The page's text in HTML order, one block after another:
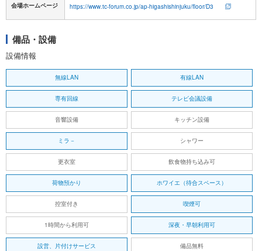
会場ホームページ https://www.tc-forum.co.jp/ap-higashishinjuku/floor/D3
備品・設備
設備情報
無線LAN 有線LAN
専有回線 テレビ会議設備
音響設備 キッチン設備
ミラ－ シャワー
更衣室 飲食物持ち込み可
荷物預かり ホワイエ（待合スペース）
控室付き 喫煙可
1時間から利用可 深夜・早朝利用可
設営、片付けサービス 備品無料